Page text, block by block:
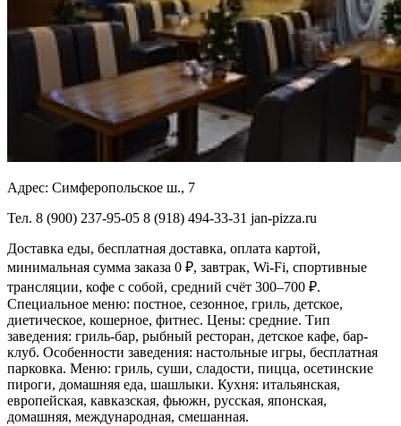
Адрес: Симферопольское ш., 7
Тел. 8 (900) 237-95-05 8 (918) 494-33-31 jan-pizza.ru
Доставка еды, бесплатная доставка, оплата картой,
минимальная сумма заказа 0 ₽, завтрак, Wi-Fi, спортивные
трансляции, кофе с собой, средний счёт 300–700 ₽.
Специальное меню: постное, сезонное, гриль, детское,
диетическое, кошерное, фитнес. Цены: средние. Тип
заведения: гриль-бар, рыбный ресторан, детское кафе, бар-
клуб. Особенности заведения: настольные игры, бесплатная
парковка. Меню: гриль, суши, сладости, пицца, осетинские
пироги, домашняя еда, шашлыки. Кухня: итальянская,
европейская, кавказская, фьюжн, русская, японская,
домашняя, международная, смешанная.